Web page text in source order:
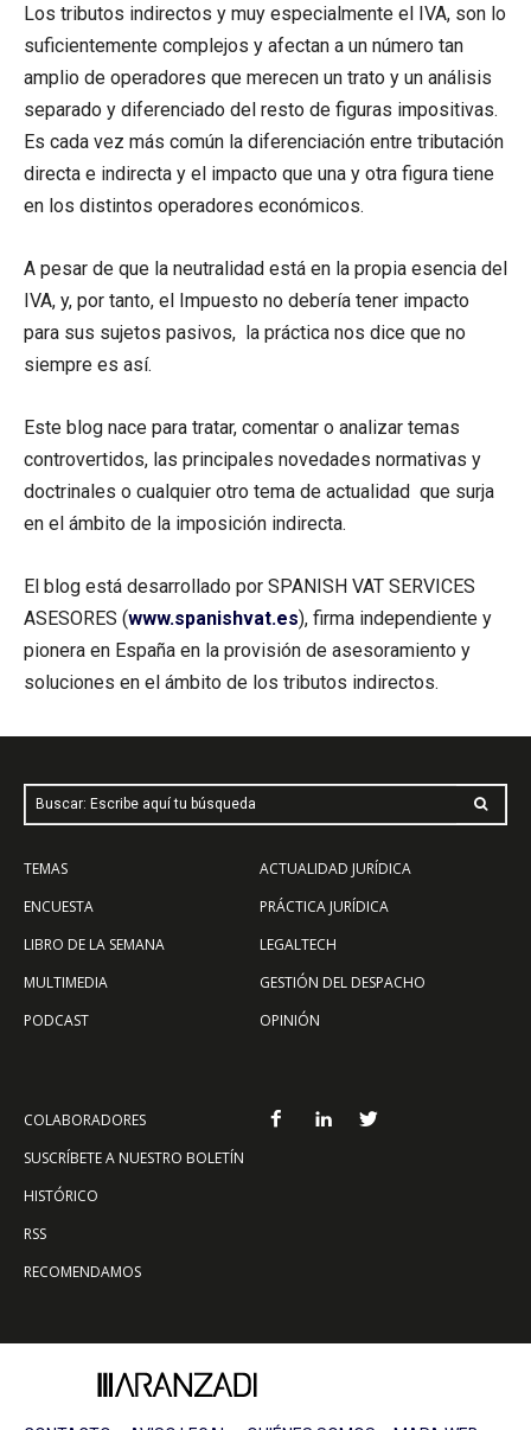
Los tributos indirectos y muy especialmente el IVA, son lo
suficientemente complejos y afectan a un número tan
amplio de operadores que merecen un trato y un análisis
separado y diferenciado del resto de figuras impositivas.
Es cada vez más común la diferenciación entre tributación
directa e indirecta y el impacto que una y otra figura tiene
en los distintos operadores económicos.
A pesar de que la neutralidad está en la propia esencia del
IVA, y, por tanto, el Impuesto no debería tener impacto
para sus sujetos pasivos, la práctica nos dice que no
siempre es así.
Este blog nace para tratar, comentar o analizar temas
controvertidos, las principales novedades normativas y
doctrinales o cualquier otro tema de actualidad que surja
en el ámbito de la imposición indirecta.
El blog está desarrollado por SPANISH VAT SERVICES
ASESORES (www.spanishvat.es), firma independiente y
pionera en España en la provisión de asesoramiento y
soluciones en el ámbito de los tributos indirectos.
Buscar: Escribe aquí tu búsqueda
TEMAS
ENCUESTA
LIBRO DE LA SEMANA
MULTIMEDIA
PODCAST
ACTUALIDAD JURÍDICA
PRÁCTICA JURÍDICA
LEGALTECH
GESTIÓN DEL DESPACHO
OPINIÓN
COLABORADORES
SUSCRÍBETE A NUESTRO BOLETÍN
HISTÓRICO
RSS
RECOMENDAMOS